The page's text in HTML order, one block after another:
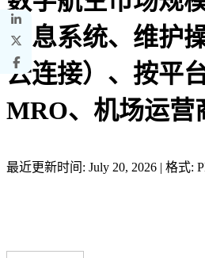
信息系统、维护
云连接）、按平
MRO、机场运营
最近更新时间: July 20, 2026 | 格式: